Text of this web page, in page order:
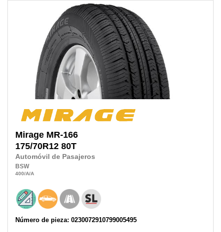
Mirage MR-166
175/70R12 80T
Automóvil de Pasajeros
BSW
400/A/A
Número de pieza: 0230072910799005495